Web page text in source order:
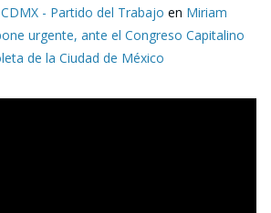
- Partido del Trabajo en Miriam
urgente, ante el Congreso Capitalino
de la Ciudad de México